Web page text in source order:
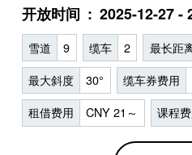
开放时间 2025-12-27 -
雪道 9 缆车 2 最长距
最大斜度 30° 缆车券费用
租借费用 CNY 21～ 课程